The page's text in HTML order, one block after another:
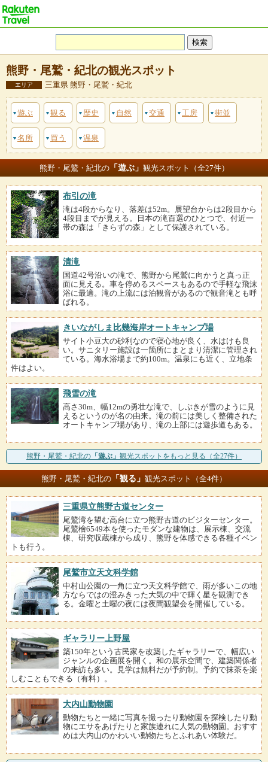
熊野・尾鷲・紀北の観光スポット
エリア 三重県 熊野・尾鷲・紀北
遊ぶ 観る 歴史 自然 交通 工房 街並
名所 買う 温泉
熊野・尾鷲・紀北の「遊ぶ」 観光スポット（全27件）
布引の滝
滝は4段からなり、落差は52m。展望台からは2段目から
4段目までが見える。日本の滝百選のひとつで、付近一
帯の森は「きらずの森」として保護されている。
清滝
国道42号沿いの滝で、熊野から尾鷲に向かうと真っ正
面に見える。車を停めるスペースもあるので手軽な飛沫
浴に最適。滝の上流には泊観音があるので観音滝とも呼
ばれる。
きいながしま比幾海岸オートキャンプ場
サイト小豆大の砂利なので寝心地が良く、水はけも良
い。サニタリー施設は一箇所にまとまり清潔に管理され
ている。海水浴場まで約100m。温泉にも近く、立地条
件はよい。
飛雪の滝
高さ30m、幅12mの勇壮な滝で、しぶきが雪のように見
えるというのが名の由来。滝の前には美しく整備された
オートキャンプ場があり、滝の上部には遊歩道もある。
熊野・尾鷲・紀北の 「遊ぶ」 観光スポットをもっと見る（全27件）
熊野・尾鷲・紀北の 「観る」 観光スポット（全4件）
三重県立熊野古道センター
尾鷲湾を望む高台に立つ熊野古道のビジターセンター。
尾鷲檜6549本を使ったモダンな建物は、展示棟、交流
棟、研究収蔵棟から成り、熊野を体感できる各種イベン
トも行う。
尾鷲市立天文科学館
中村山公園の一角に立つ天文科学館で、雨が多いこの地
方ならではの澄みきった大気の中で輝く星を観測でき
る。金曜と土曜の夜には夜間観望会を開催している。
ギャラリー上野屋
築150年という古民家を改築したギャラリーで、幅広い
ジャンルの企画展を開く。和の展示空間で、建築関係者
の来訪も多い。見学は無料だが予約制。予約で抹茶を楽
しむこともできる（有料）。
大内山動物園
動物たちと一緒に写真を撮ったり動物園を探検したり動
物にエサをあげたりと家族連れに人気の動物園。おすす
めは大内山のかわいい動物たちとふれあい体験だ。